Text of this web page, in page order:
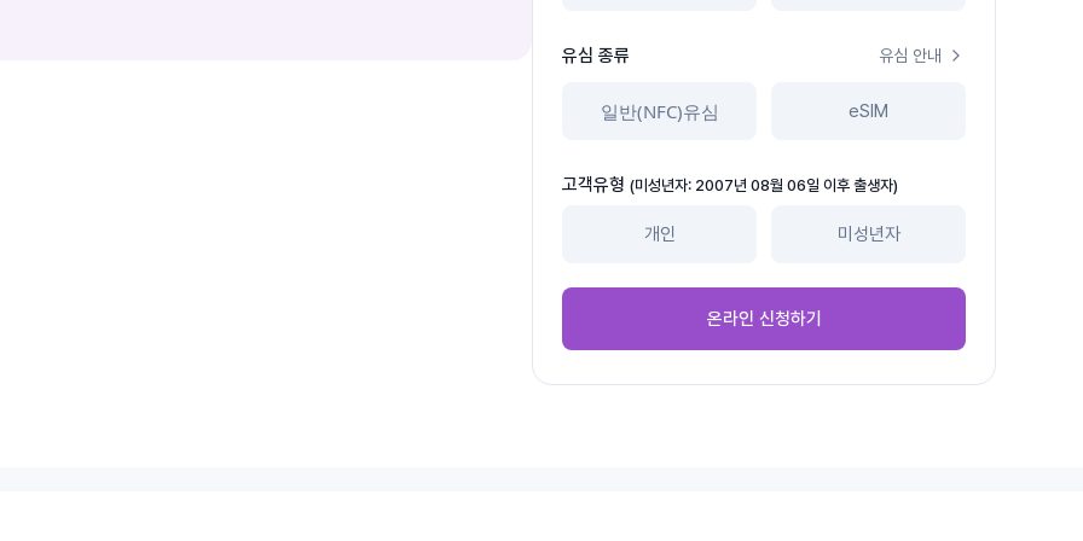
유심 종류 유심 안내
일반(NFC)유심 eSIM
고객유형 (미성년자: 2007년 08월 06일 이후 출생자)
개인 미성년자
온라인 신청하기